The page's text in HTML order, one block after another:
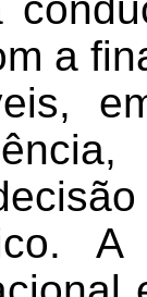
a
A